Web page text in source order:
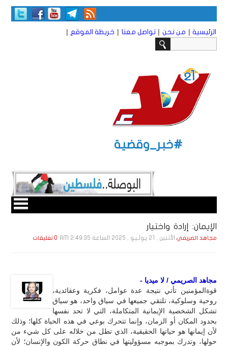
الرئيسية | من نحن | تواصل معنا | خريطة الموقع |
#خبر_وقضية
الإيمان: إرادة واختيار
مجاهد الصريمي الأثنين , 21 يـولـيـو , 2025 الساعة 2:49:35 AM 0 تعليقات
مجاهد الصريمي / لا ميديا -
قوةالمؤمنين تأتي نتيجة عدة عوامل، فكرية وعقائدية،
روحية وسلوكية، تلتقي جميعها في سياق واحد، هو سياق
تشكل الشخصية الإيمانية المتكاملة، التي لا تحد نفسها
بحدود المكان أو الزمان، وإنما تتحرك بوعي في هذه الحياة كلها؛ وذلك
لأن إيمانها هو حياتها الحقيقية، الذي تطل من خلاله على كل شيء من
حولها، وتدرك بموجبه مسؤوليتها في نطاق حركة الكون والإنسان؛ لأن